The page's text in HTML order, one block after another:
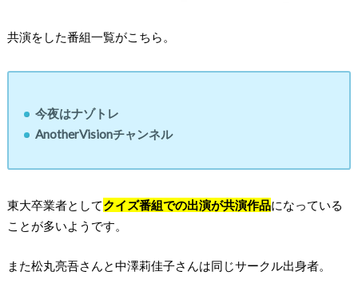
共演をした番組一覧がこちら。
今夜はナゾトレ
AnotherVisionチャンネル
東大卒業者としてクイズ番組での出演が共演作品になっている
ことが多いようです。
また松丸亮吾さんと中澤莉佳子さんは同じサークル出身者。